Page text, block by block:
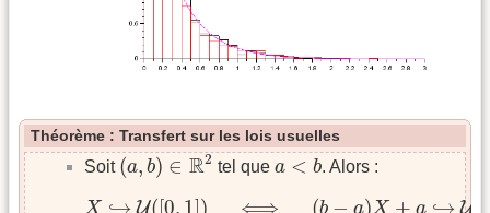
Théorème : Transfert sur les lois usuelles
Soit (a, b) ∈ R2
(a,b)∈R2
tel que a < b
a<b . Alors :
X ↪ U([0, 1]) ⟺ (b − a)X + a ↪ U
X↪U( −a a ↪ U